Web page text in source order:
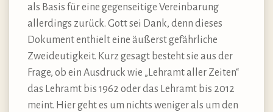
als Basis für eine gegenseitige Vereinbarung
allerdings zurück. Gott sei Dank, denn dieses
Dokument enthielt eine äußerst gefährliche
Zweideutigkeit. Kurz gesagt besteht sie aus der
Frage, ob ein Ausdruck wie „Lehramt aller Zeiten“
das Lehramt bis 1962 oder das Lehramt bis 2012
meint. Hier geht es um nichts weniger als um den